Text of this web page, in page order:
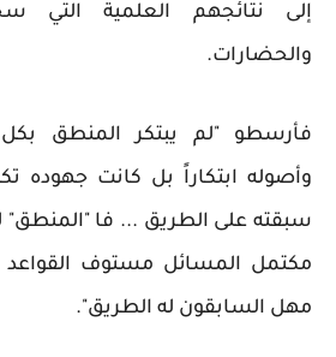
إلى نتائجهم العلمية التي
والحضارات.
فأرسطو "لم يبتكر المنطق بكل
وأصوله ابتكاراً بل كانت جهوده
سبقته على الطريق ... فا "المنطق"
مكتمل المسائل مستوف
مهل السابقون له الطريق".